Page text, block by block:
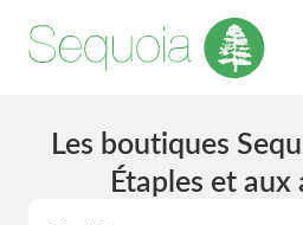
Les boutiques
Étaples et